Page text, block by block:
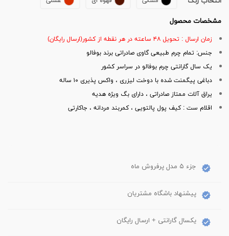
مشخصات محصول
زمان ارسال : تحویل ۴۸ ساعته در هر نقطه از کشور(ارسال رایگان)
جنس: تمام چرم طبیعی گاوی صادراتی برند بوفالو
یک سال گارانتی چرم بوفالو در سراسر کشور
دباغی پیگمنت شده با دوخت لیزری ، واکس پذیری ۱۰ ساله
یراق آلات ممتاز صادراتی ، دارای بگ ویژه هدیه
اقلام ست : کیف پول پالتویی ، کمربند مردانه ، جاکارتی
جزء ۵ مدل پرفروش ماه
پیشنهاد باشگاه مشتریان
یکسال گارانتی + ارسال رایگان